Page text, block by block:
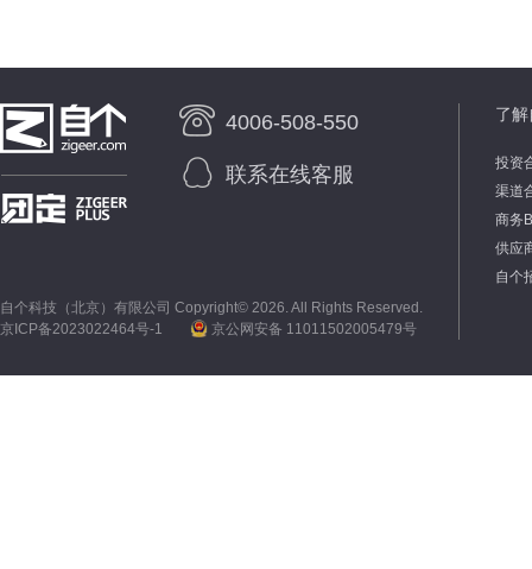
4006-508-550
联系在线客服
自个科技（北京）有限公司 Copyright© 2026. All Rights Reserved.
京ICP备2023022464号-1
京公网安备 11011502005479号
了
投资
渠道
商务
供应
自个